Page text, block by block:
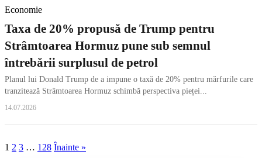
Economie
Taxa de 20% propusă de Trump pentru
Strâmtoarea Hormuz pune sub semnul
întrebării surplusul de petrol
Planul lui Donald Trump de a impune o taxă de 20% pentru mărfurile care
tranzitează Strâmtoarea Hormuz schimbă perspectiva pieței...
14.07.2026
Paginație
1 2 3 … 128 Înainte »